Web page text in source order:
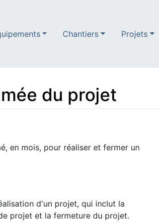
Chantiers Projets
du projet
en mois, pour réaliser et fermer un
d'un projet, qui inclut la
projet et la fermeture du projet.